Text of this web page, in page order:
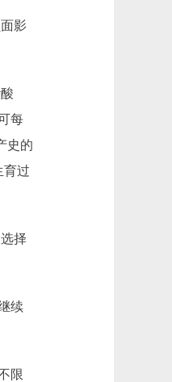
影
每
史的
育过
择
续
限